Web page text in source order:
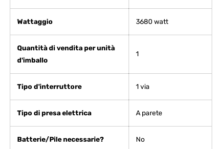
Wattaggio ‎3680 watt
Quantità di vendita per unità
d'imballo
‎1
Tipo d'interruttore ‎1 via
Tipo di presa elettrica ‎A parete
Batterie/Pile necessarie? ‎No